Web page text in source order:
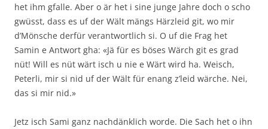
het ihm gfalle. Aber o är het i sine junge Jahre doch o scho
gwüsst, dass es uf der Wält mängs Härzleid git, wo mir
d’Mönsche derfür verantwortlich si. O uf die Frag het
Samin e Antwort gha: «Jä für es böses Wärch git es grad
nüt! Will es nüt wärt isch u nie e Wärt wird ha. Weisch,
Peterli, mir si nid uf der Wält für enang z’leid wärche. Nei,
das si mir nid.»
Jetz isch Sami ganz nachdänklich worde. Die Sach het o ihn